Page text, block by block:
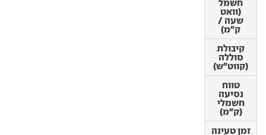
חשמל
(וואט
שעה /
ק"מ)
קיבולת
סוללה
(קווט"ש)
טווח
נסיעה
חשמלי
(ק"מ)
זמן טעינה
שעה /
ק"מ)
קיבולת
סוללה
(קווט"ש)
טווח
נסיעה
חשמלי
(ק"מ)
זמן טעינה
ביתית